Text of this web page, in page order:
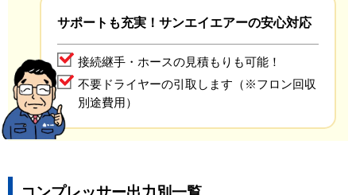
サポートも充実！サンエイエアーの安心対応
接続継手・ホースの見積もりも可能！
不要ドライヤーの引取します（※フロン回収
別途費用）